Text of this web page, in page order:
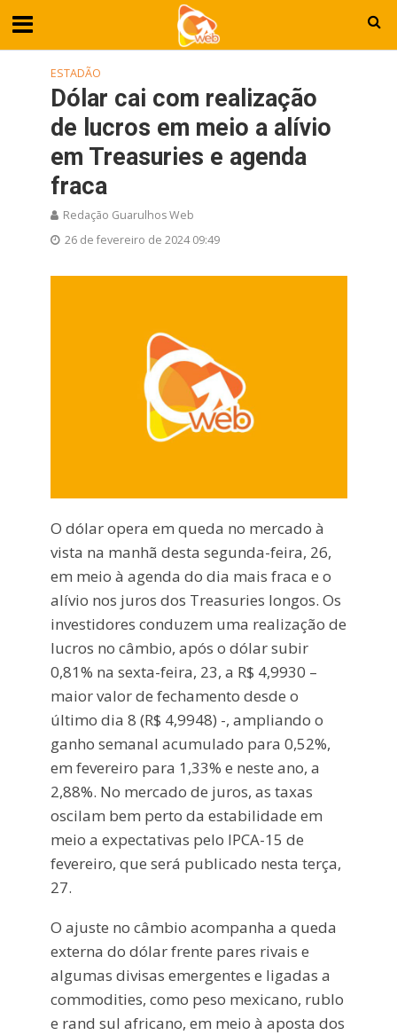
ESTADÃO
Dólar cai com realização
de lucros em meio a alívio
em Treasuries e agenda
fraca
Redação Guarulhos Web
26 de fevereiro de 2024 09:49
O dólar opera em queda no mercado à
vista na manhã desta segunda-feira, 26,
em meio à agenda do dia mais fraca e o
alívio nos juros dos Treasuries longos. Os
investidores conduzem uma realização de
lucros no câmbio, após o dólar subir
0,81% na sexta-feira, 23, a R$ 4,9930 –
maior valor de fechamento desde o
último dia 8 (R$ 4,9948) -, ampliando o
ganho semanal acumulado para 0,52%,
em fevereiro para 1,33% e neste ano, a
2,88%. No mercado de juros, as taxas
oscilam bem perto da estabilidade em
meio a expectativas pelo IPCA-15 de
fevereiro, que será publicado nesta terça,
27.
O ajuste no câmbio acompanha a queda
externa do dólar frente pares rivais e
algumas divisas emergentes e ligadas a
commodities, como peso mexicano, rublo
e rand sul africano, em meio à aposta dos